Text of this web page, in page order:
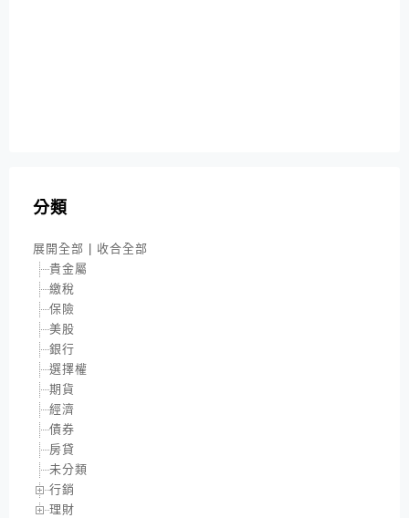
分類
展開全部
收合全部
貴金屬
繳稅
保險
美股
銀行
選擇權
期貨
經濟
債券
房貸
未分類
行銷
理財